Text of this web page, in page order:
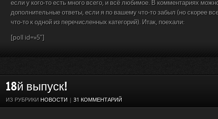
если у кого-то есть много всего, и всё любимое. В комментариях
дополнительные ответы, если я по вашему что-то забыл (но скорее
что-то к одной из перечисленных категорий). Итак, поехали:
[poll id=»5″]
18й выпуск!
ИЗ РУБРИКИ НОВОСТИ | 31 КОММЕНТАРИЙ